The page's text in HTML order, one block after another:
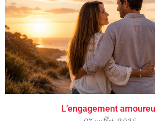
L’engagement